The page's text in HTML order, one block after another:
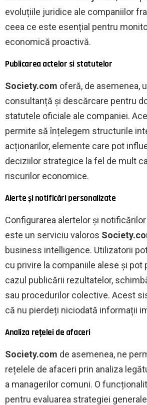
evoluțiile juridice ale companiilor
ceea ce este esențial pentru
economică proactivă.
Publicarea actelor si statutelor
Society.com oferă, de asemenea,
consultanță și descărcare pentru
statutele oficiale ale companiei.
permite să înțelegem structurile
acționarilor, elemente care pot
deciziilor strategice la fel de mult
riscurilor economice.
Alerte și notificări personalizate
Configurarea alertelor și
este un serviciu valoros
business intelligence. Utilizatorii
cu privire la companiile alese și pot
cazul publicării rezultatelor,
sau procedurilor colective. Acest
că nu pierdeți niciodată informații
Analiza rețelei de afaceri
Society.com de asemenea, ne
rețelele de afaceri prin analiza
a managerilor comuni. O
pentru evaluarea strategiei